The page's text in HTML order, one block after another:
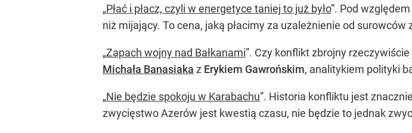
„Płać i płacz, czyli w energetyce taniej to już było”. Pod
niż mijający. To cena, jaką płacimy za uzależnienie od
„Zapach wojny nad Bałkanami”. Czy konflikt zbrojny
Michała Banasiaka z Erykiem Gawrońskim, analitykiem polityki
„Nie będzie spokoju w Karabachu”. Historia konfliktu jest
zwycięstwo Azerów jest kwestią czasu, nie będzie to jednak